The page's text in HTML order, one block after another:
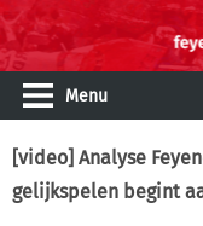
Menu
[video] Analyse
gelijkspelen begint